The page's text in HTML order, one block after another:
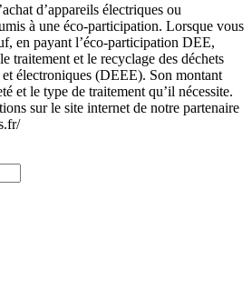
d’appareils électriques ou
à une éco-participation. Lorsque vous
en payant l’éco-participation DEE,
traitement et le recyclage des déchets
électroniques (DEEE). Son montant
et le type de traitement qu’il nécessite.
sur le site internet de notre partenaire